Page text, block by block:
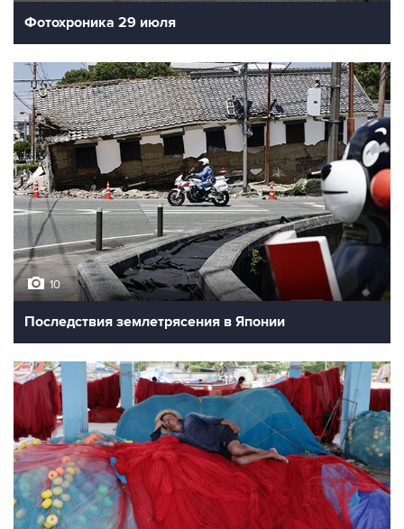
Фотохроника 29 июля
10
Последствия землетрясения в Японии